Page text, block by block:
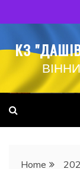
to
КЗ
Home